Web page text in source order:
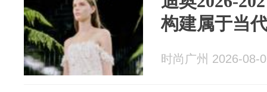
构建属于当
时尚广州 2026-08-